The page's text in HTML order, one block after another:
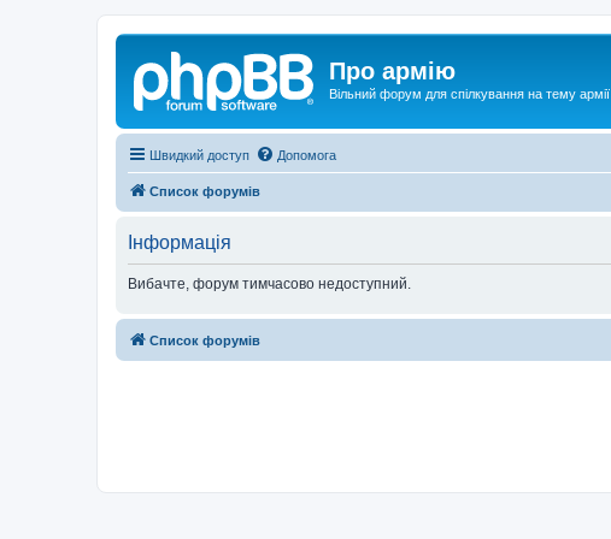
Про армію
Вільний форум для спілкування на тему армії
Швидкий доступ Допомога
Список форумів
Інформація
Вибачте, форум тимчасово недоступний.
Список форумів